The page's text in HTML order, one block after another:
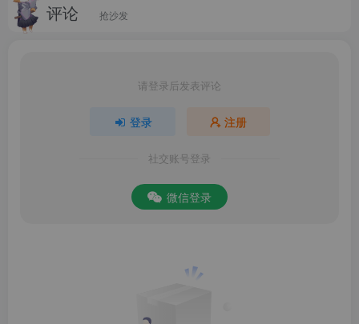
以最快的速度，最优质的服务送到客户的手里，对这款软件
支持微信和支付宝两端小程序点餐，无需下载APP，方便快
根据用户位置推荐附近小镇，减少用户的操作时间，提高下
评论 抢沙发
请登录后发表评论
登录 注册
社交账号登录
微信登录